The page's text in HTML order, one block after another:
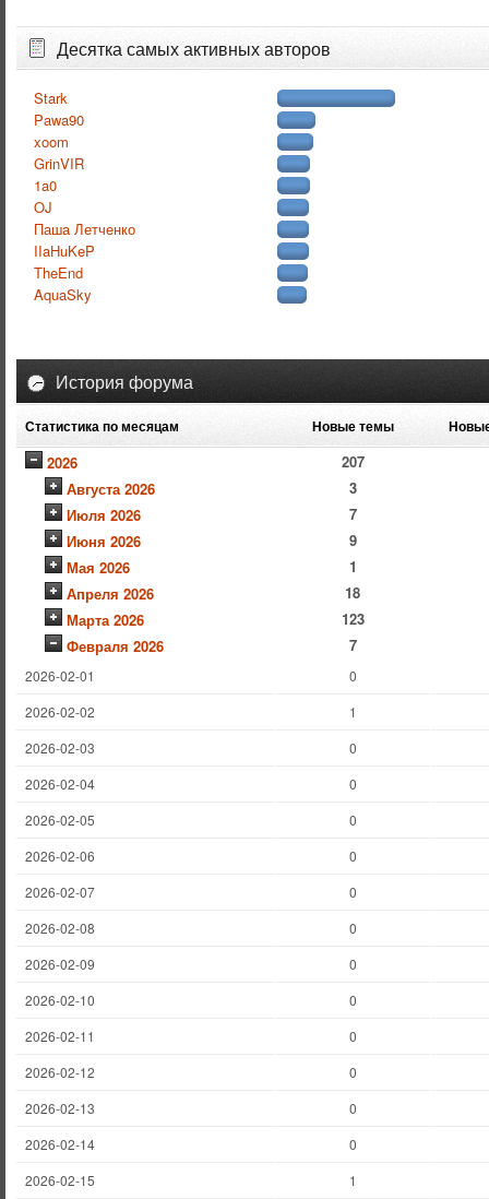
Десятка самых активных авторов
Stark
Pawa90
xoom
GrinVIR
1a0
OJ
Паша Летченко
IIaHuKeP
TheEnd
AquaSky
История форума
Статистика по месяцам Новые темы
2026
207
Августа 2026
3
Июля 2026
7
Июня 2026
9
Мая 2026
1
Апреля 2026
18
Марта 2026
123
Февраля 2026
7
2026-02-01
0
2026-02-02
1
2026-02-03
0
2026-02-04
0
2026-02-05
0
2026-02-06
0
2026-02-07
0
2026-02-08
0
2026-02-09
0
2026-02-10
0
2026-02-11
0
2026-02-12
0
2026-02-13
0
2026-02-14
0
2026-02-15
1